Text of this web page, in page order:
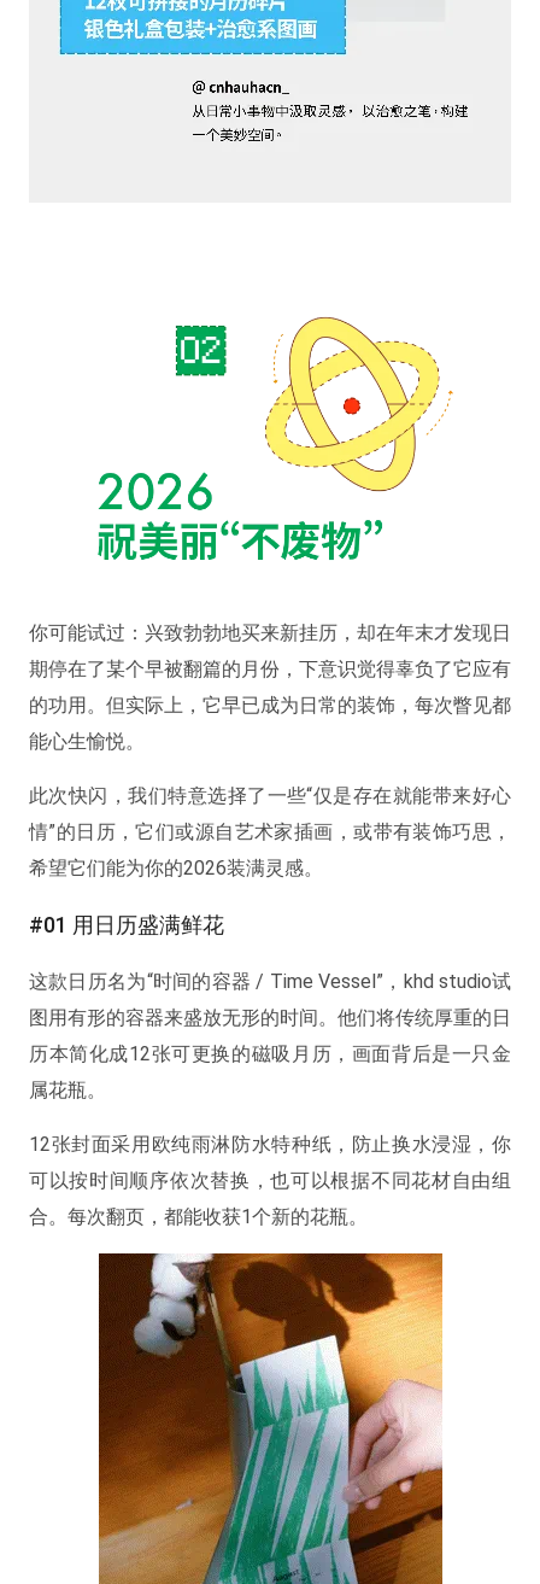
你可能试过：兴致勃勃地买来新挂历，却在年末才发现日
期停在了某个早被翻篇的月份，下意识觉得辜负了它应有
的功用。但实际上，它早已成为日常的装饰，每次瞥见都
能心生愉悦。
此次快闪，我们特意选择了一些“仅是存在就能带来好心
情”的日历，它们或源自艺术家插画，或带有装饰巧思，
希望它们能为你的2026装满灵感。
#01 用日历盛满鲜花
这款日历名为“时间的容器 / Time Vessel”，khd studio试
图用有形的容器来盛放无形的时间。他们将传统厚重的日
历本简化成12张可更换的磁吸月历，画面背后是一只金
属花瓶。
12张封面采用欧纯雨淋防水特种纸，防止换水浸湿，你
可以按时间顺序依次替换，也可以根据不同花材自由组
合。每次翻页，都能收获1个新的花瓶。